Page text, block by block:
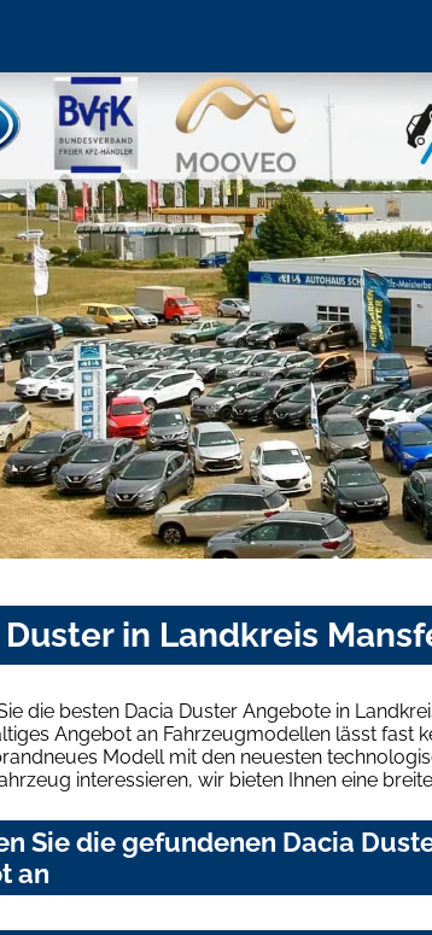
Duster in Landkreis
die besten Dacia Duster Angebote in
Angebot an Fahrzeugmodellen lässt fast
Modell mit den neuesten
interessieren, wir bieten Ihnen eine
Sie die gefundenen Dacia
an